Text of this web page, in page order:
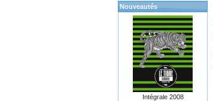
Nouveautés
Intégrale 2008